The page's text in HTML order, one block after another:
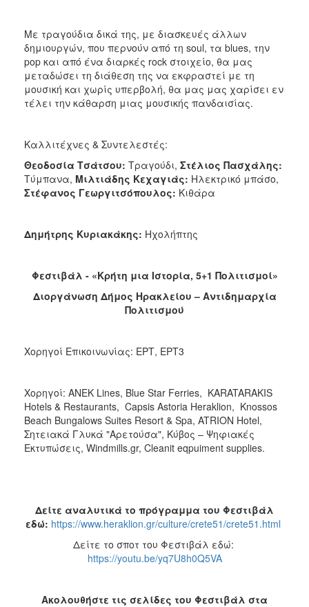
Με τραγούδια δικά της, με διασκευές άλλων
δημιουργών, που περνούν από τη soul, τα blues, την
pop και από ένα διαρκές rock στοιχείο, θα μας
μεταδώσει τη διάθεση της να εκφραστεί με τη
μουσική και χωρίς υπερβολή, θα μας μας χαρίσει εν
τέλει την κάθαρση μιας μουσικής πανδαισίας.
Καλλιτέχνες & Συντελεστές:
Θεοδοσία Τσάτσου: Τραγούδι, Στέλιος Πασχάλης:
Τύμπανα, Μιλτιάδης Κεχαγιάς: Ηλεκτρικό μπάσο,
Στέφανος Γεωργιτσόπουλος: Κιθάρα
Δημήτρης Κυριακάκης: Ηχολήπτης
Φεστιβάλ - «Κρήτη μια Ιστορία, 5+1 Πολιτισμοί»
Διοργάνωση Δήμος Ηρακλείου – Αντιδημαρχία
Πολιτισμού
Χορηγοί Επικοινωνίας: ΕΡΤ, ΕΡΤ3
Χορηγοί: ANEK Lines, Blue Star Ferries, KARATARAKIS
Hotels & Restaurants, Capsis Astoria Heraklion, Knossos
Beach Bungalows Suites Resort & Spa, ATRION Hotel,
Σητειακά Γλυκά "Αρετούσα", Κύβος – Ψηφιακές
Εκτυπώσεις, Windmills.gr, Cleanit eqpuiment supplies.
Δείτε αναλυτικά το πρόγραμμα του Φεστιβάλ
εδώ: https://www.heraklion.gr/culture/crete51/crete51.html
Δείτε το σποτ του Φεστιβάλ εδώ:
https://youtu.be/yq7U8h0Q5VA
Ακολουθήστε τις σελίδες του Φεστιβάλ στα